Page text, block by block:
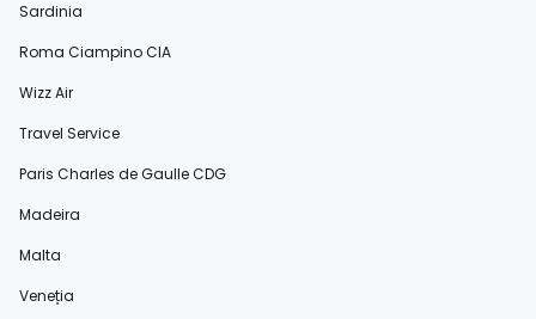
Sardinia
Roma Ciampino CIA
Wizz Air
Travel Service
Paris Charles de Gaulle CDG
Madeira
Malta
Veneția